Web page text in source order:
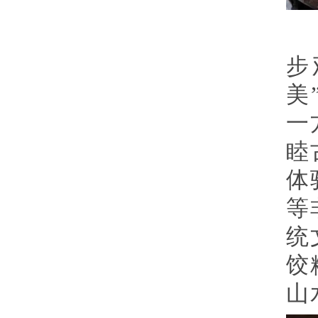
美
一
睦
体
等
统
饺
山